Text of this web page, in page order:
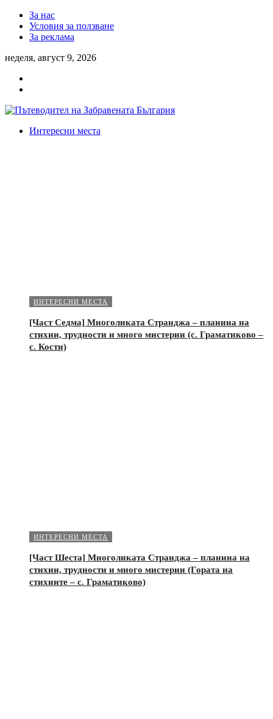
За нас
Условия за ползване
За реклама
неделя, август 9, 2026
Интересни места
ИНТЕРЕСНИ МЕСТА
[Част Седма] Многоликата Странджа – планина на
стихии, трудности и много мистерии (с. Граматиково –
с. Кости)
ИНТЕРЕСНИ МЕСТА
[Част Шеста] Многоликата Странджа – планина на
стихии, трудности и много мистерии (Гората на
стихиите – с. Граматиково)